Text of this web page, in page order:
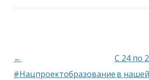
Навигация
по
←
#Нацпроектобразование
С 24 по
в